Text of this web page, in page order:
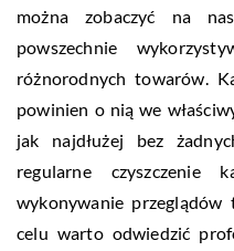
można zobaczyć na
powszechnie
różnorodnych towarów.
powinien o nią we
jak najdłużej bez
regularne
wykonywanie
celu warto odwiedzić